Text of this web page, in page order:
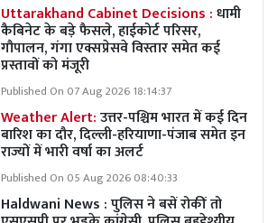
Uttarakhand Cabinet Decisions :धामी
कैबिनेट के बड़े फैसले, हाईकोर्ट परिसर,
गौपालन, गंगा एक्सप्रेसवे विस्तार समेत कई
प्रस्तावों को मंजूरी
Published On 07 Aug 2026 18:14:37
Weather Alert:उत्तर-पश्चिम भारत में कई दिन
बारिश का दौर, दिल्ली-हरियाणा-पंजाब समेत इन
राज्यों में भारी वर्षा का अलर्ट
Published On 05 Aug 2026 08:40:33
Haldwani News : पुलिस ने बसें रोकीं तो